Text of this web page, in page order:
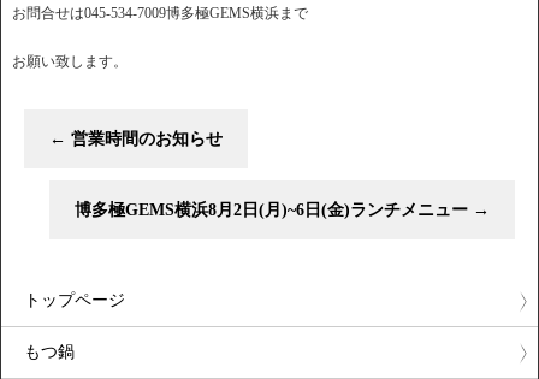
お問合せは045-534-7009博多極GEMS横浜まで
お願い致します。
← 営業時間のお知らせ
博多極GEMS横浜8月2日(月)~6日(金)ランチメニュー →
トップページ
もつ鍋